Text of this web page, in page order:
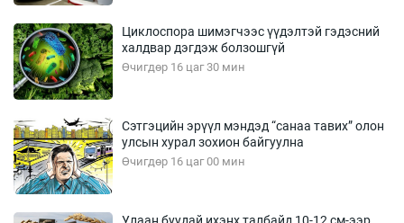
Циклоспора шимэгчээс үүдэлтэй гэдэсний
халдвар дэгдэж болзошгүй
Өчигдөр 16 цаг 30 мин
Сэтгэцийн эрүүл мэндэд “санаа тавих” олон
улсын хурал зохион байгуулна
Өчигдөр 16 цаг 00 мин
Улаан буудай ихэнх талбайд 10-12 см-ээр